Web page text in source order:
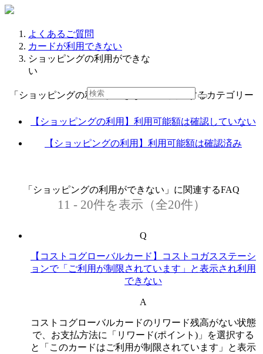
よくあるご質問
カードが利用できない
ショッピングの利用ができな
い
「ショッピングの利用ができない」に関連するカテゴリー
【ショッピングの利用】利用可能額は確認していない
【ショッピングの利用】利用可能額は確認済み
「ショッピングの利用ができない」に関連するFAQ
11 - 20件を表示（全20件）
Q
【コストコグローバルカード】コストコガスステーシ
ョンで「ご利用が制限されています」と表示され利用
できない
A
コストコグローバルカードのリワード残高がない状態
で、お支払方法に「リワード(ポイント)」を選択する
と「このカードはご利用が制限されています」と表示